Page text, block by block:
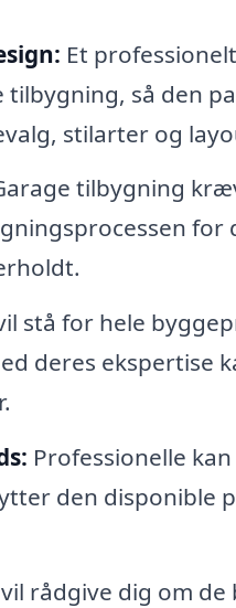
Et
så den
stilarter og
tilbygning
stå for hele
deres ekspertise
Professionelle
den disponible
vil rådgive dig om